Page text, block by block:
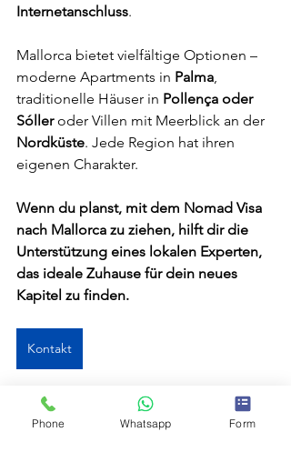
Internetanschluss.
Mallorca bietet vielfältige Optionen –
moderne Apartments in Palma,
traditionelle Häuser in Pollença oder
Sóller oder Villen mit Meerblick an der
Nordküste. Jede Region hat ihren
eigenen Charakter.
Wenn du planst, mit dem Nomad Visa
nach Mallorca zu ziehen, hilft dir die
Unterstützung eines lokalen Experten,
das ideale Zuhause für dein neues
Kapitel zu finden.
Kontakt
Phone Whatsapp Form